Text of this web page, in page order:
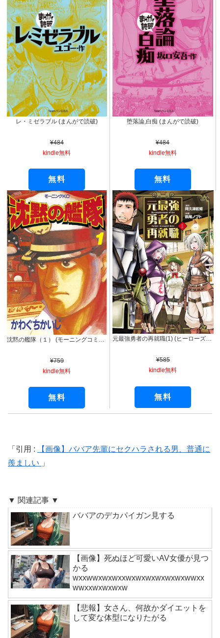
レ・ミゼラブル (まんがで読破)
¥484
kindle無料
無料
堕落論,白痴 (まんがで読破)
¥484
kindle無料
無料
沈黙の艦隊（１） (モーニングコミックス)
¥759
kindle無料
無料
元最強勇者の再就職(1) (ヒーローズコミックス わいるど)
¥585
kindle無料
無料
引用 :
【画像】ババア先輩にセクハラされる男、普通に
羨ましい
▼ 関連記事 ▼
ババアのデカパイガン見する
【画像】死ぬほど可愛いAV女優が見つ
かる
wxxwwxwxwxxwxwxwxwxwxwxwwxx
wwxxwxwxwxw
【悲報】女さん、何故かダイエットを
して変な体型になりたがる